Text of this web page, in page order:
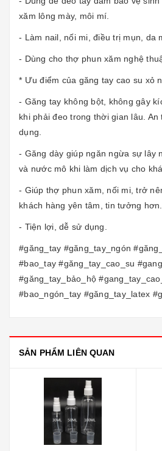
xăm lông mày, môi mí.
- Làm nail, nối mi, điều trị mụn, da
- Dùng cho thợ phun xăm nghệ
* Ưu điểm của găng tay cao su xỏ
- Găng tay không bột, không gây
khi phải đeo trong thời gian lâu.
dụng.
- Găng dày giúp ngăn ngừa sự lây
và nước mô khi làm dịch vụ cho
- Giúp thợ phun xăm, nối mi, trở
khách hàng yên tâm, tin tưởng hơn.
- Tiện lợi, dễ sử dụng.
#găng_tay #găng_tay_ngón
#bao_tay #găng_tay_cao_su
#găng_tay_bảo_hộ
#bao_ngón_tay #găng_tay_latex
SẢN PHẨM LIÊN QUAN